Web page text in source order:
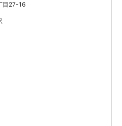
目27-16